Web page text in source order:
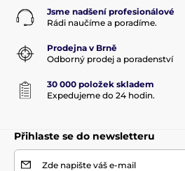
Jsme nadšení profesionálové
Rádi naučíme a poradíme.
Prodejna v Brně
Odborný prodej a poradenství
30 000 položek skladem
Expedujeme do 24 hodin.
Přihlaste se do newsletteru
Zde napište váš e-mail